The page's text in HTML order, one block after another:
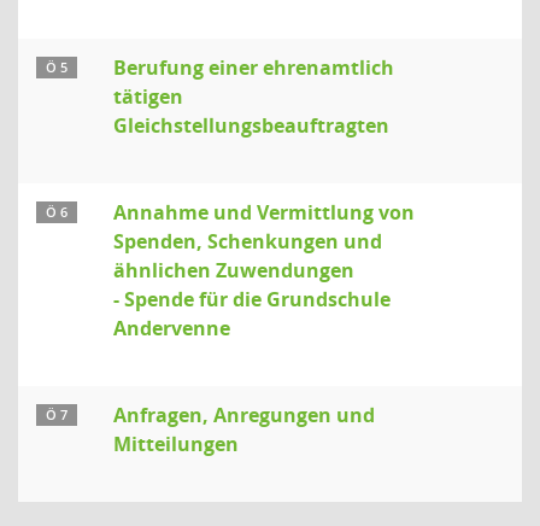
Ö 5
Berufung einer ehrenamtlich
tätigen
Gleichstellungsbeauftragten
Ö 6
Annahme und Vermittlung von
Spenden, Schenkungen und
ähnlichen Zuwendungen
- Spende für die Grundschule
Andervenne
Ö 7
Anfragen, Anregungen und
Mitteilungen